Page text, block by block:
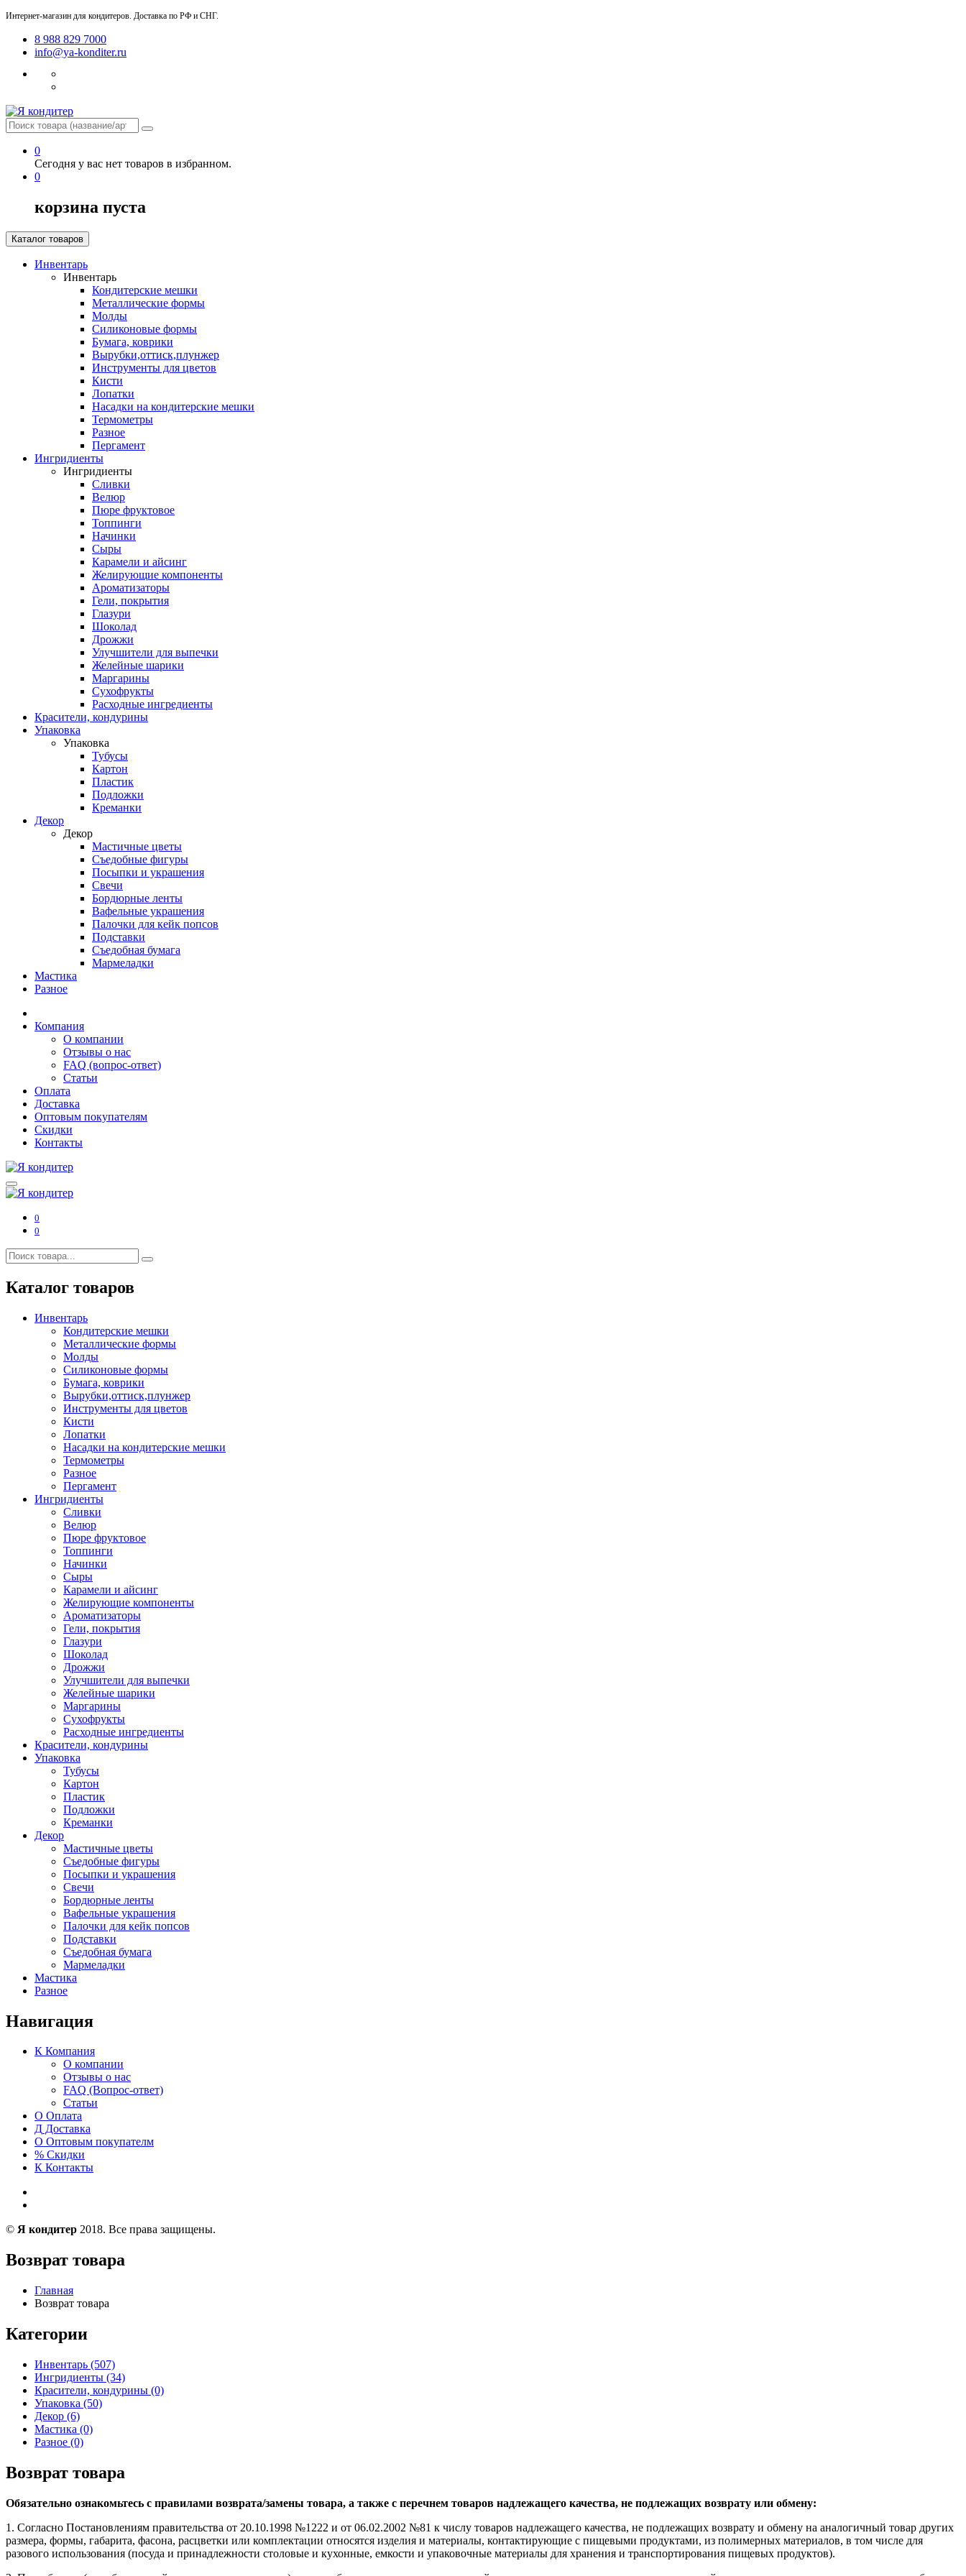
Интернет-магазин для кондитеров. Доставка по РФ и СНГ.
8 988 829 7000
info@ya-konditer.ru
0
Сегодня у вас нет товаров в избранном.
0
корзина пуста
Каталог товаров
Инвентарь
Инвентарь
Кондитерские мешки
Металлические формы
Молды
Силиконовые формы
Бумага, коврики
Вырубки,оттиск,плунжер
Инструменты для цветов
Кисти
Лопатки
Насадки на кондитерские мешки
Термометры
Разное
Пергамент
Ингридиенты
Ингридиенты
Сливки
Велюр
Пюре фруктовое
Топпинги
Начинки
Сыры
Карамели и айсинг
Желирующие компоненты
Ароматизаторы
Гели, покрытия
Глазури
Шоколад
Дрожжи
Улучшители для выпечки
Желейные шарики
Маргарины
Сухофрукты
Расходные ингредиенты
Красители, кондурины
Упаковка
Упаковка
Тубусы
Картон
Пластик
Подложки
Креманки
Декор
Декор
Мастичные цветы
Съедобные фигуры
Посыпки и украшения
Свечи
Бордюрные ленты
Вафельные украшения
Палочки для кейк попсов
Подставки
Съедобная бумага
Мармеладки
Мастика
Разное
Компания
О компании
Отзывы о нас
FAQ (вопрос-ответ)
Статьи
Оплата
Доставка
Оптовым покупателям
Скидки
Контакты
0
0
Каталог товаров
Инвентарь
Кондитерские мешки
Металлические формы
Молды
Силиконовые формы
Бумага, коврики
Вырубки,оттиск,плунжер
Инструменты для цветов
Кисти
Лопатки
Насадки на кондитерские мешки
Термометры
Разное
Пергамент
Ингридиенты
Сливки
Велюр
Пюре фруктовое
Топпинги
Начинки
Сыры
Карамели и айсинг
Желирующие компоненты
Ароматизаторы
Гели, покрытия
Глазури
Шоколад
Дрожжи
Улучшители для выпечки
Желейные шарики
Маргарины
Сухофрукты
Расходные ингредиенты
Красители, кондурины
Упаковка
Тубусы
Картон
Пластик
Подложки
Креманки
Декор
Мастичные цветы
Съедобные фигуры
Посыпки и украшения
Свечи
Бордюрные ленты
Вафельные украшения
Палочки для кейк попсов
Подставки
Съедобная бумага
Мармеладки
Мастика
Разное
Навигация
К Компания
О компании
Отзывы о нас
FAQ (Вопрос-ответ)
Статьи
О Оплата
Д Доставка
О Оптовым покупателм
% Скидки
К Контакты
© Я кондитер 2018. Все права защищены.
Возврат товара
Главная
Возврат товара
Категории
Инвентарь (507)
Ингридиенты (34)
Красители, кондурины (0)
Упаковка (50)
Декор (6)
Мастика (0)
Разное (0)
Возврат товара
Обязательно ознакомьтесь с правилами возврата/замены товара, а также с перечнем товаров надлежащего качества, не подлежащих возврату или обмену:
1. Согласно Постановлениям правительства от 20.10.1998 №1222 и от 06.02.2002 №81 к числу товаров надлежащего качества, не подлежащих возврату и обмену на аналогичный товар других
размера, формы, габарита, фасона, расцветки или комплектации относятся изделия и материалы, контактирующие с пищевыми продуктами, из полимерных материалов, в том числе для
разового использования (посуда и принадлежности столовые и кухонные, емкости и упаковочные материалы для хранения и транспортирования пищевых продуктов).